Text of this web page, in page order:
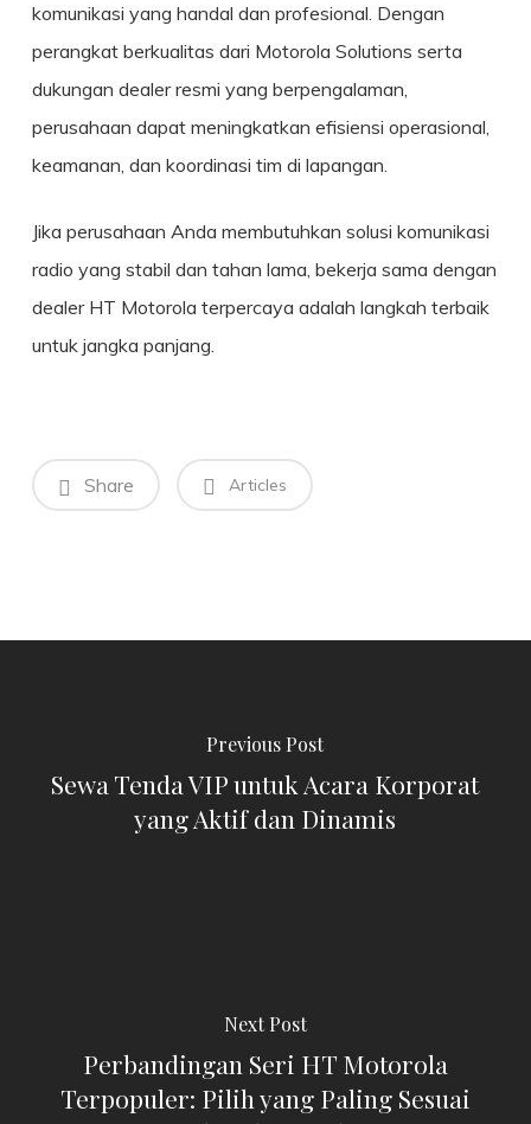
komunikasi yang handal dan profesional. Dengan
perangkat berkualitas dari Motorola Solutions serta
dukungan dealer resmi yang berpengalaman,
perusahaan dapat meningkatkan efisiensi operasional,
keamanan, dan koordinasi tim di lapangan.
Jika perusahaan Anda membutuhkan solusi komunikasi
radio yang stabil dan tahan lama, bekerja sama dengan
dealer HT Motorola terpercaya adalah langkah terbaik
untuk jangka panjang.
Share Articles
Previous Post
Sewa Tenda VIP untuk Acara Korporat
yang Aktif dan Dinamis
Next Post
Perbandingan Seri HT Motorola
Terpopuler: Pilih yang Paling Sesuai